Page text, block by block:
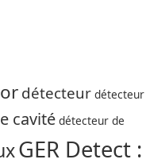
détecteur détecteur
cavité détecteur de
GER Detect :